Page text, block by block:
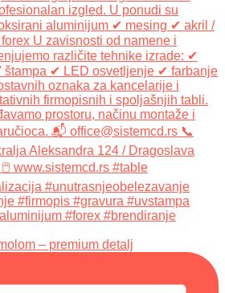
– premium detalj